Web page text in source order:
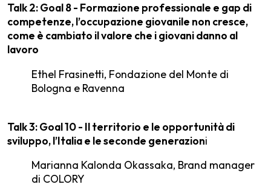
Talk 2: Goal 8 - Formazione professionale e gap di
competenze, l’occupazione giovanile non cresce,
come è cambiato il valore che i giovani danno al
lavoro
Ethel Frasinetti, Fondazione del Monte di
Bologna e Ravenna
Talk 3: Goal 10 - Il territorio e le opportunità di
sviluppo, l’Italia e le seconde generazioni
Marianna Kalonda Okassaka, Brand manager
di COLORY